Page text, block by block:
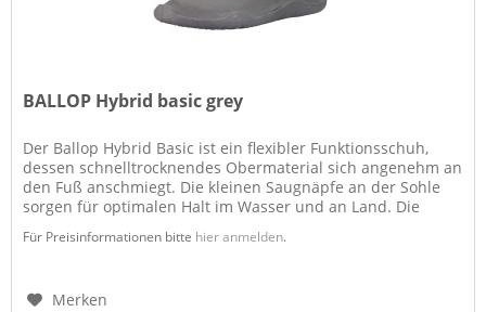
BALLOP Hybrid basic grey
Der Ballop Hybrid Basic ist ein flexibler Funktionsschuh,
dessen schnelltrocknendes Obermaterial sich angenehm an
den Fuß anschmiegt. Die kleinen Saugnäpfe an der Sohle
sorgen für optimalen Halt im Wasser und an Land. Die
Für Preisinformationen bitte hier anmelden.
Merken